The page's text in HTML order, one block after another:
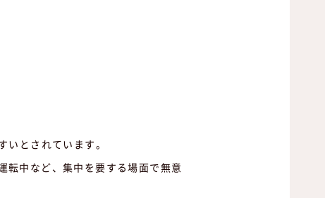
とされています。
転中など、集中を要する場面で無意